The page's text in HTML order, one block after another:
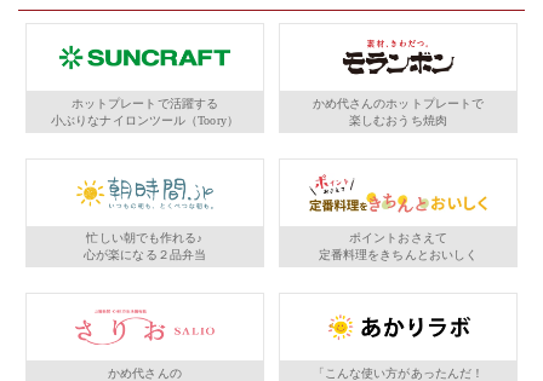
ホットプレートで活躍する
小ぶりなナイロンツール（Toory）
かめ代さんのホットプレートで
楽しむおうち焼肉
忙しい朝でも作れる♪
心が楽になる２品弁当
ポイントおさえて
定番料理をきちんとおいしく
かめ代さんの
「こんな使い方があったんだ！